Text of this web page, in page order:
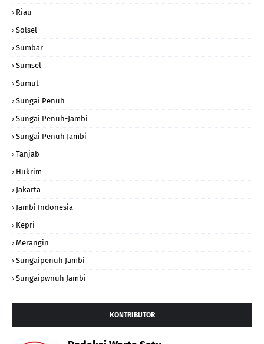
Riau
Solsel
Sumbar
Sumsel
Sumut
Sungai Penuh
Sungai Penuh-Jambi
Sungai Penuh Jambi
Tanjab
Hukrim
Jakarta
Jambi Indonesia
Kepri
Merangin
Sungaipenuh Jambi
Sungaipwnuh Jambi
KONTRIBUTOR